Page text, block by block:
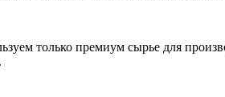
только премиум сырье для